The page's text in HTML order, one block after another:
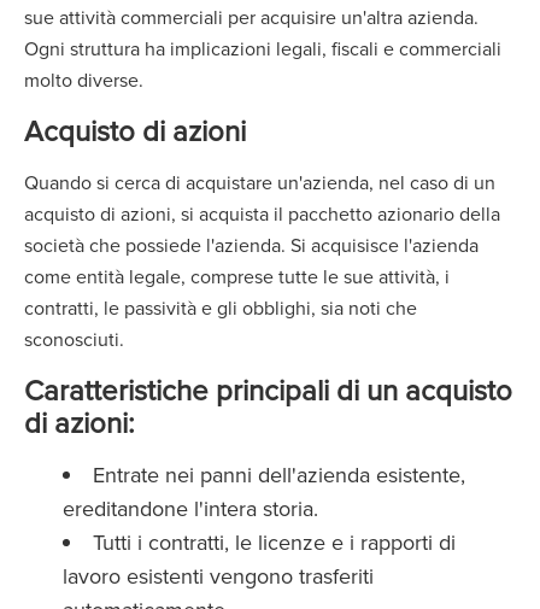
sue attività commerciali per acquisire un'altra azienda.
Ogni struttura ha implicazioni legali, fiscali e commerciali
molto diverse.
Acquisto di azioni
Quando si cerca di acquistare un'azienda, nel caso di un
acquisto di azioni, si acquista il pacchetto azionario della
società che possiede l'azienda. Si acquisisce l'azienda
come entità legale, comprese tutte le sue attività, i
contratti, le passività e gli obblighi, sia noti che
sconosciuti.
Caratteristiche principali di un acquisto
di azioni:
Entrate nei panni dell'azienda esistente,
ereditandone l'intera storia.
Tutti i contratti, le licenze e i rapporti di
lavoro esistenti vengono trasferiti